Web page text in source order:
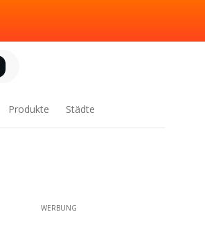
Produkte Städte
WERBUNG